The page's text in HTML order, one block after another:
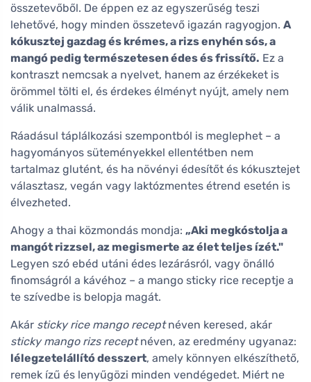
összetevőből. De éppen ez az egyszerűség teszi
lehetővé, hogy minden összetevő igazán ragyogjon. A
kókusztej gazdag és krémes, a rizs enyhén sós, a
mangó pedig természetesen édes és frissítő. Ez a
kontraszt nemcsak a nyelvet, hanem az érzékeket is
örömmel tölti el, és érdekes élményt nyújt, amely nem
válik unalmassá.
Ráadásul táplálkozási szempontból is meglephet – a
hagyományos süteményekkel ellentétben nem
tartalmaz glutént, és ha növényi édesítőt és kókusztejet
választasz, vegán vagy laktózmentes étrend esetén is
élvezheted.
Ahogy a thai közmondás mondja: „Aki megkóstolja a
mangót rizzsel, az megismerte az élet teljes ízét."
Legyen szó ebéd utáni édes lezárásról, vagy önálló
finomságról a kávéhoz – a mango sticky rice receptje a
te szívedbe is belopja magát.
Akár sticky rice mango receptnéven keresed, akár
sticky mango rizs receptnéven, az eredmény ugyanaz:
lélegzetelállító desszert, amely könnyen elkészíthető,
remek ízű és lenyűgözi minden vendégedet. Miért ne